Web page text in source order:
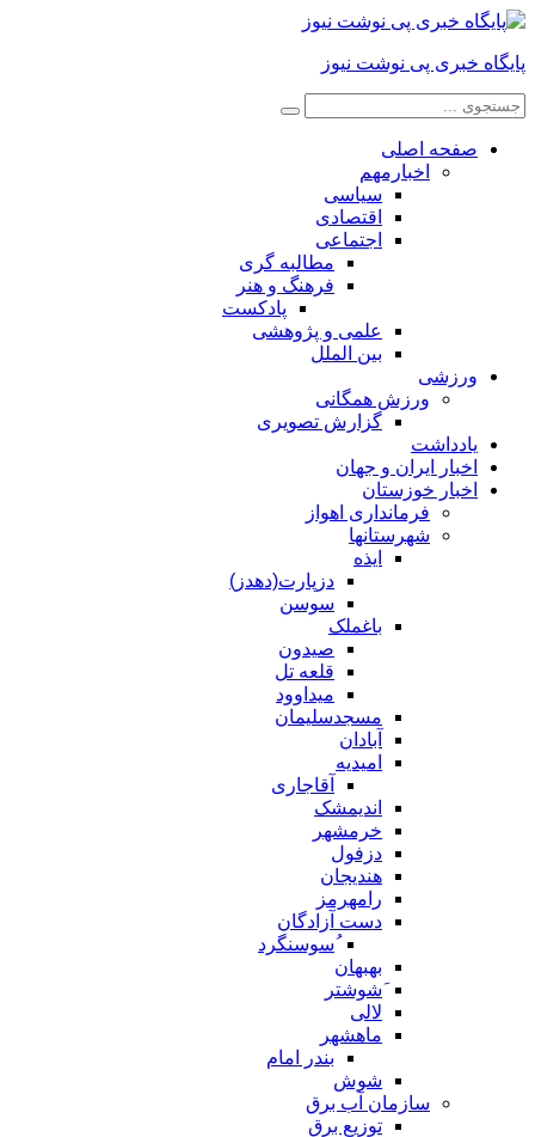
پایگاه خبری پی نوشت نیوز
صفحه اصلی
اخبارمهم
سیاسی
اقتصادی
اجتماعی
مطالبه گری
فرهنگ و هنر
پادکست
علمی و پژوهشی
بین الملل
ورزشی
ورزش همگانی
گزارش تصویری
یادداشت
اخبار ایران و جهان
اخبار خوزستان
فرمانداری اهواز
شهرستانها
ایذه
دزپارت(دهدز)
سوسن
باغملک
صیدون
قلعه تل
میداوود
مسجدسلیمان
آبادان
امیدیه
آقاجاری
اندیمشک
خرمشهر
دزفول
هندیجان
رامهرمز
دست آزادگان
ُسوسنگرد
بهبهان
َشوشتر
لالی
ماهشهر
بندر امام
شوش
سازمان آب برق
توزیع برق